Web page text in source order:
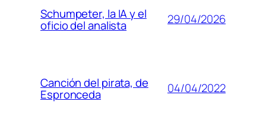
Schumpeter, la IA y el
oficio del analista 29/04/2026
Canción del pirata, de
Espronceda 04/04/2022